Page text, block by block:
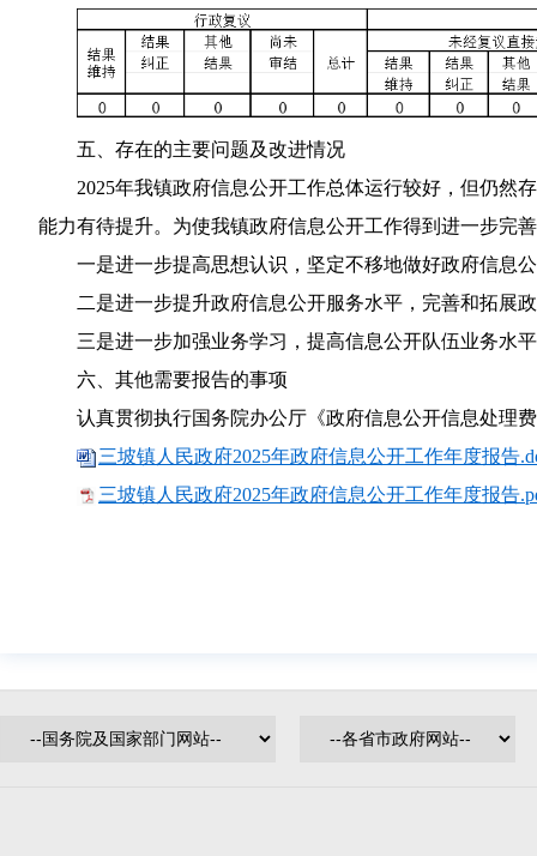
五、存在的主要问题及改进情况
2025年我镇政府信息公开工作总体运行较好，但仍然
能力有待提升。为使我镇政府信息公开工作得到进一步完
一是进一步提高思想认识，坚定不移地做好政府信息
二是进一步提升政府信息公开服务水平，完善和拓展
三是进一步加强业务学习，提高信息公开队伍业务水
六、其他需要报告的事项
认真贯彻执行国务院办公厅《政府信息公开信息处理
三坡镇人民政府2025年政府信息公开工作年度报告
三坡镇人民政府2025年政府信息公开工作年度报告